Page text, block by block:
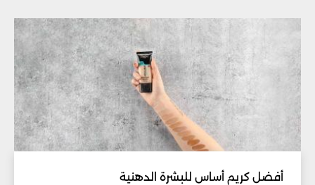
أفضل كريم أساس للبشرة الدهنية